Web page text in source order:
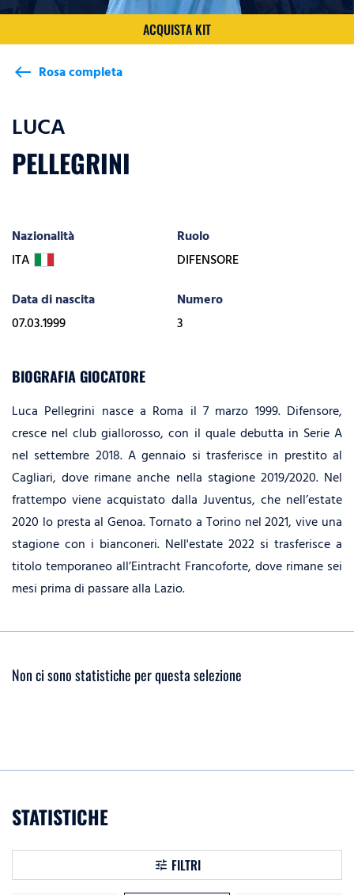
ACQUISTA KIT
west Rosa completa
LUCA
PELLEGRINI
Nazionalità
ITA
Data di nascita
07.03.1999
Ruolo
DIFENSORE
Numero
3
BIOGRAFIA GIOCATORE
Luca Pellegrini nasce a Roma il 7 marzo 1999. Difensore,
cresce nel club giallorosso, con il quale debutta in Serie A
nel settembre 2018. A gennaio si trasferisce in prestito al
Cagliari, dove rimane anche nella stagione 2019/2020. Nel
frattempo viene acquistato dalla Juventus, che nell’estate
2020 lo presta al Genoa. Tornato a Torino nel 2021, vive una
stagione con i bianconeri. Nell'estate 2022 si trasferisce a
titolo temporaneo all’Eintracht Francoforte, dove rimane sei
mesi prima di passare alla Lazio.
Non ci sono statistiche per questa selezione
STATISTICHE
FILTRI